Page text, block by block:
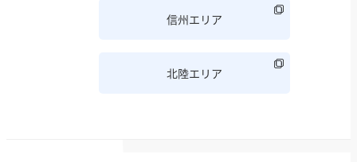
信州エリア
北陸エリア